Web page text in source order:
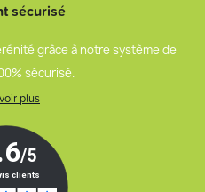
sécurisé
grâce à notre système de
sécurisé.
plus